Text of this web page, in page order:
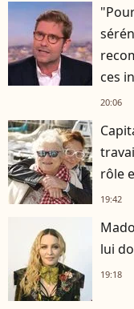
ces
20:06
rôle
19:42
lui
19:18